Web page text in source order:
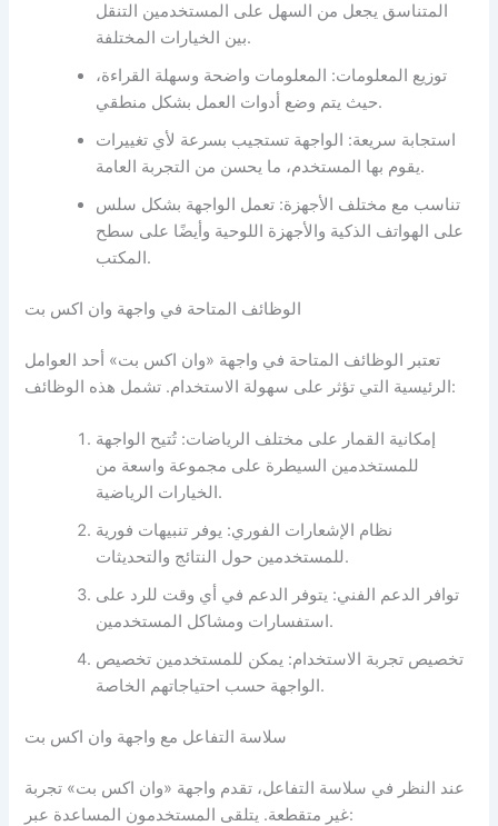
المتناسق يجعل من السهل على المستخدمين التنقل
بين الخيارات المختلفة.
توزيع المعلومات: المعلومات واضحة وسهلة القراءة،
حيث يتم وضع أدوات العمل بشكل منطقي.
استجابة سريعة: الواجهة تستجيب بسرعة لأي تغييرات
يقوم بها المستخدم، ما يحسن من التجربة العامة.
تناسب مع مختلف الأجهزة: تعمل الواجهة بشكل سلس
على الهواتف الذكية والأجهزة اللوحية وأيضًا على سطح
المكتب.
الوظائف المتاحة في واجهة وان اكس بت
تعتبر الوظائف المتاحة في واجهة «وان اكس بت» أحد العوامل
الرئيسية التي تؤثر على سهولة الاستخدام. تشمل هذه الوظائف:
إمكانية القمار على مختلف الرياضات: تُتيح الواجهة
للمستخدمين السيطرة على مجموعة واسعة من
الخيارات الرياضية.
نظام الإشعارات الفوري: يوفر تنبيهات فورية
للمستخدمين حول النتائج والتحديثات.
توافر الدعم الفني: يتوفر الدعم في أي وقت للرد على
استفسارات ومشاكل المستخدمين.
تخصيص تجربة الاستخدام: يمكن للمستخدمين تخصيص
الواجهة حسب احتياجاتهم الخاصة.
سلاسة التفاعل مع واجهة وان اكس بت
عند النظر في سلاسة التفاعل، تقدم واجهة «وان اكس بت» تجربة
غير متقطعة. يتلقى المستخدمون المساعدة عبر: